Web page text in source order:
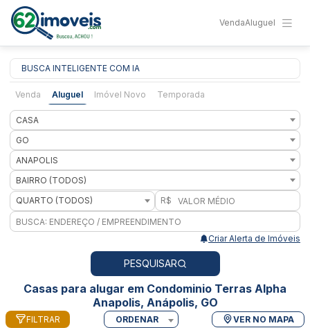
VendaAluguel
BUSCA INTELIGENTE COM IA
Venda Aluguel Imóvel Novo Temporada
CASA
GO
ANAPOLIS
BAIRRO (TODOS)
QUARTO (TODOS)
R$
Criar Alerta de Imóveis
PESQUISAR
Casas para alugar em Condominio Terras Alpha
Anapolis, Anápolis, GO
FILTRAR ORDENAR VER NO MAPA